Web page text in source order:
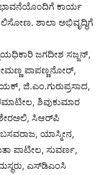
ಕಾರ್ಯ
ಶಾಲಾ ಅಭಿವೃದ್ಧಿಗೆ
ಜಗದೀಶ ಸಜ್ಜನ್,
ಪಾಪಣ್ಣನೋರ್,
ಜಿ.ಎಂ.ಗುರುಪ್ರಸಾದ,
ಶಿವುಕುಮಾರ
ಸಿಆರ್‌ಪಿ
ಯಾಸ್ಮೀನ,
ಪಾಟೀಲ, ಸುವರ್ಣ,
ಎಸ್‌ಡಿಎಂಸಿ